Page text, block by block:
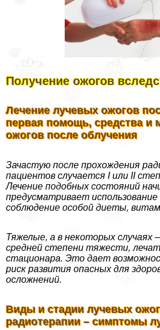
Получение ожогов
Лечение лучевых ожогов
первая помощь, средства и
ожогов после облучения
Зачастую после прохождения
пациентов случается I или II
Лечение подобных состояний
предусматривает
соблюдение особой диеты,
Тяжелые, а в некоторых случаях
средней степени тяжести,
стационара. Это дает
риск развития опасных для
осложнений.
Виды и стадии лучевых
радиотерапии – симптомы